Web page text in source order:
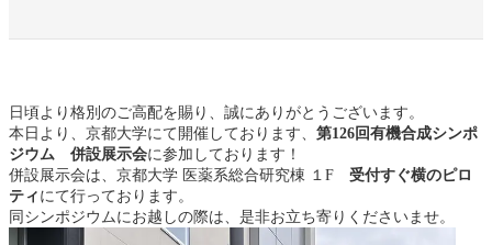
日頃より格別のご高配を賜り、誠にありがとうございます。
本日より、京都大学にて開催しております、 第126回有機合成シンポ
ジウム 併設展示会に参加しております！
併設展示会は、京都大学 医薬系総合研究棟 １F 受付すぐ横のピロ
ティにて行っております。
同シンポジウムにお越しの際は、是非お立ち寄りくださいませ。